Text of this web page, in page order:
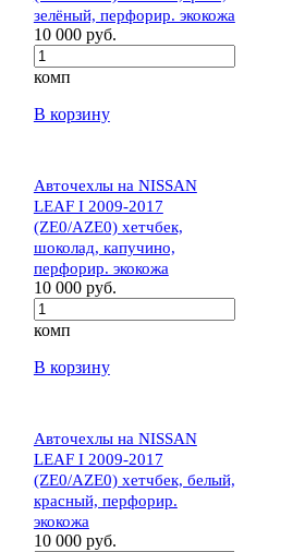
зелёный, перфорир. экокожа
10 000 руб.
комп
В корзину
Авточехлы на NISSAN
LEAF I 2009-2017
(ZE0/AZE0) хетчбек,
шоколад, капучино,
перфорир. экокожа
10 000 руб.
комп
В корзину
Авточехлы на NISSAN
LEAF I 2009-2017
(ZE0/AZE0) хетчбек, белый,
красный, перфорир.
экокожа
10 000 руб.